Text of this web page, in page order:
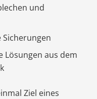
und
Sicherungen
Lösungen aus dem
Ziel eines